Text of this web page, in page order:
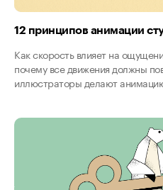
12 принципов анимации
Как скорость влияет на
почему все движения должны
иллюстраторы делают